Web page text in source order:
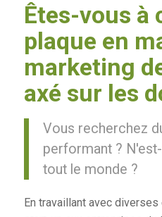
Êtes-vous à
plaque en
marketing
axé sur les
Vous recherchez
performant ?
tout le monde ?
En travaillant avec